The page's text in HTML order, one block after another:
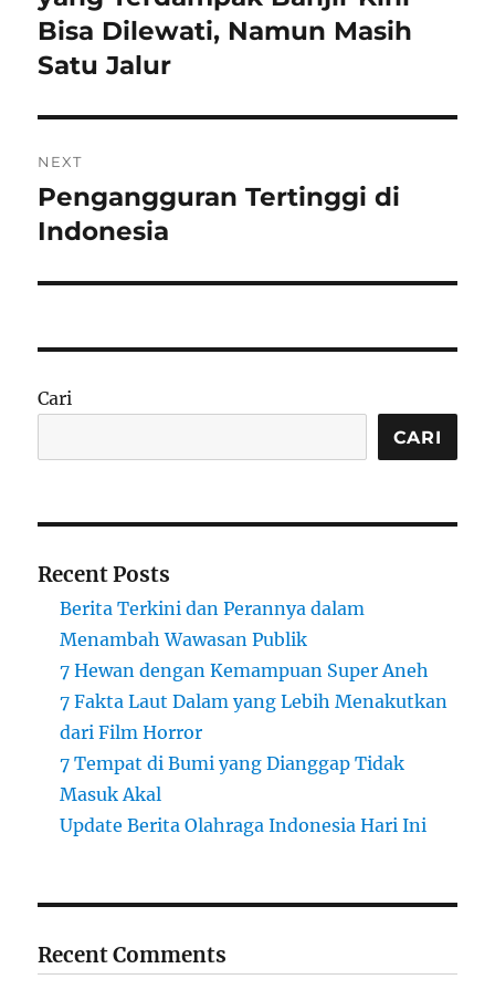
Bisa Dilewati, Namun Masih
Satu Jalur
NEXT
Next
post:
Pengangguran Tertinggi di
Indonesia
Cari
CARI
Recent Posts
Berita Terkini dan Perannya dalam
Menambah Wawasan Publik
7 Hewan dengan Kemampuan Super Aneh
7 Fakta Laut Dalam yang Lebih Menakutkan
dari Film Horror
7 Tempat di Bumi yang Dianggap Tidak
Masuk Akal
Update Berita Olahraga Indonesia Hari Ini
Recent Comments